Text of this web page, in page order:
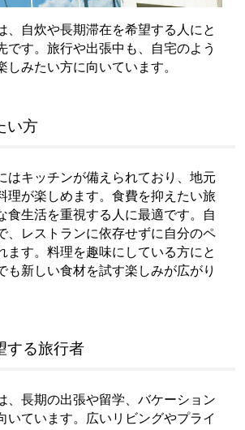
、自炊や長期滞在を希望する人にと
です。旅行や出張中も、自宅のよう
みたい方に向いています。
い方
はキッチンが備えられており、地元
理が楽しめます。食費を抑えたい旅
食生活を重視する人に最適です。自
、レストランに依存せずに自分のペ
ます。料理を趣味にしている方にと
も新しい食材を試す楽しみが広がり
する旅行者
、長期の出張や留学、バケーション
いています。広いリビングやプライ